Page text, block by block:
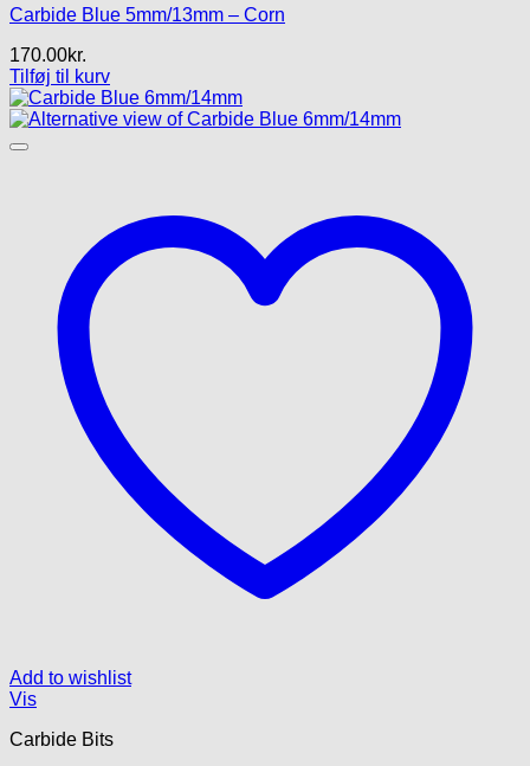
Carbide Blue 5mm/13mm – Corn
170.00kr.
Tilføj til kurv
Add to wishlist
Vis
Carbide Bits